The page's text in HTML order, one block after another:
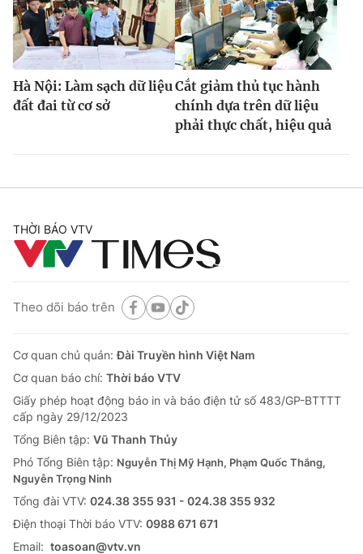
Hà Nội: Làm sạch dữ liệu
đất đai từ cơ sở
Cắt giảm thủ tục hành
chính dựa trên dữ liệu
phải thực chất, hiệu quả
THỜI BÁO VTV
Theo dõi báo trên
Cơ quan chủ quản:Đài Truyền hình Việt Nam
Cơ quan báo chí: Thời báo VTV
Giấy phép hoạt động báo in và báo điện tử số 483/GP-BTTTT
cấp ngày 29/12/2023
Tổng Biên tập: Vũ Thanh Thủy
Phó Tổng Biên tập: Nguyễn Thị Mỹ Hạnh, Phạm Quốc Thắng,
Nguyễn Trọng Ninh
Tổng đài VTV: 024.38 355 931 - 024.38 355 932
Ðiện thoại Thời báo VTV: 0988 671 671
Email: toasoan@vtv.vn